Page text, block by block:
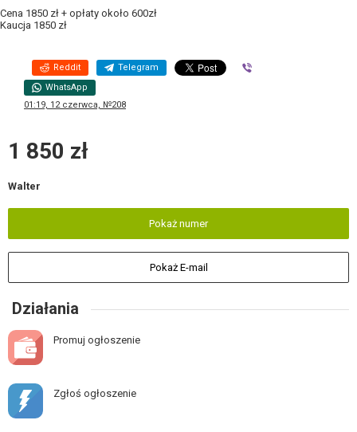
Cena 1850 zł + opłaty około 600zł
Kaucja 1850 zł
Reddit Telegram
WhatsApp
01:19, 12 czerwca, №208
1 850 zł
Walter
Pokaż numer
Pokaż E-mail
Działania
Promuj ogłoszenie
Zgłoś ogłoszenie